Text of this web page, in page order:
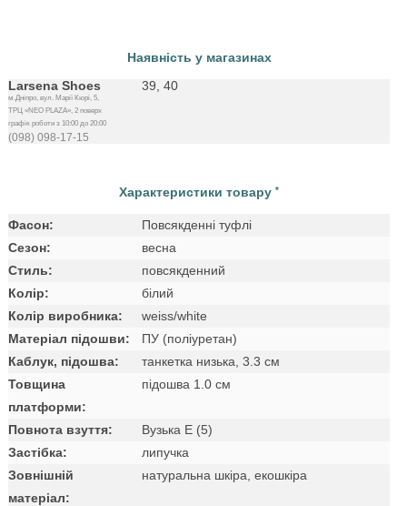
Наявність у магазинах
Larsena Shoes
м.Дніпро, вул. Марії Кюрі, 5,
ТРЦ «NEO PLAZA», 2 поверх
графік роботи з 10:00 до 20:00
(098) 098-17-15
39, 40
Характеристики товару *
Фасон:
Повсякденні туфлі
Сезон:
весна
Стиль:
повсякденний
Колір:
білий
Колір виробника:
weiss/white
Матеріал підошви:
ПУ (поліуретан)
Каблук, підошва:
танкетка низька, 3.3 см
Товщина
платформи:
підошва 1.0 см
Повнота взуття:
Вузька E (5)
Застібка:
липучка
Зовнішній
матеріал:
натуральна шкіра, екошкіра